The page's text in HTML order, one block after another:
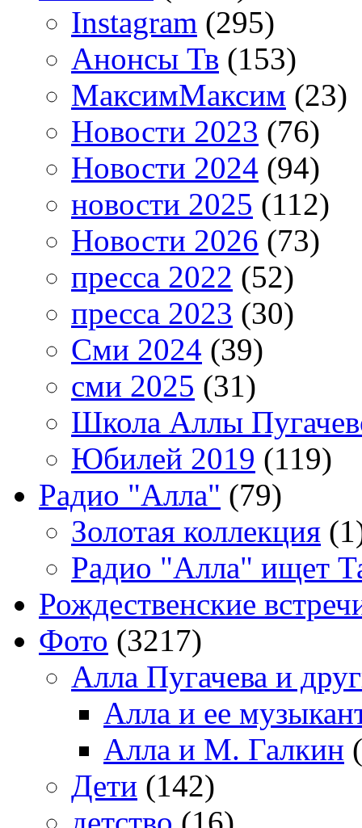
Instagram (295)
Анонсы Тв (153)
МаксимМаксим (23)
Новости 2023 (76)
Новости 2024 (94)
новости 2025 (112)
Новости 2026 (73)
пресса 2022 (52)
пресса 2023 (30)
Сми 2024 (39)
сми 2025 (31)
Школа Аллы
Юбилей 2019 (119)
Радио "Алла" (79)
Золотая коллекция
Радио "Алла" ищет
Рождественские
Фото (3217)
Алла Пугачева и
Алла и ее
Алла и М. Галкин
Дети (142)